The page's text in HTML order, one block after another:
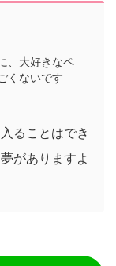
、大好きなペ
くないです
ることはでき
がありますよ